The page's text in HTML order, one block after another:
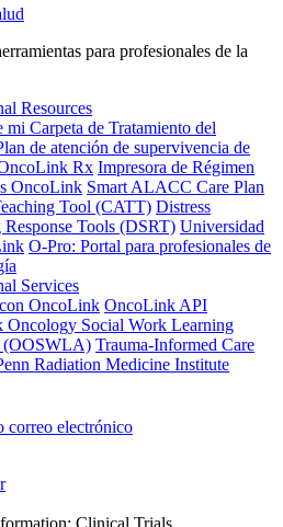
para profesionales de la
Resources
mi Carpeta de Tratamiento del
de atención de supervivencia de
Rx Impresora de Régimen
OncoLink Smart ALACC Care Plan
Tool (CATT) Distress
Response Tools (DSRT) Universidad
O-Pro: Portal para profesionales de
Services
OncoLink OncoLink API
Oncology Social Work Learning
(OOSWLA) Trauma-Informed Care
Radiation Medicine Institute
correo electrónico
Clinical Trials